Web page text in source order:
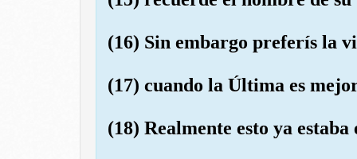
(16) Sin embargo preferís la
(17) cuando la Última es
(18) Realmente esto ya